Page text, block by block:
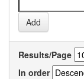
Results/Page
In order